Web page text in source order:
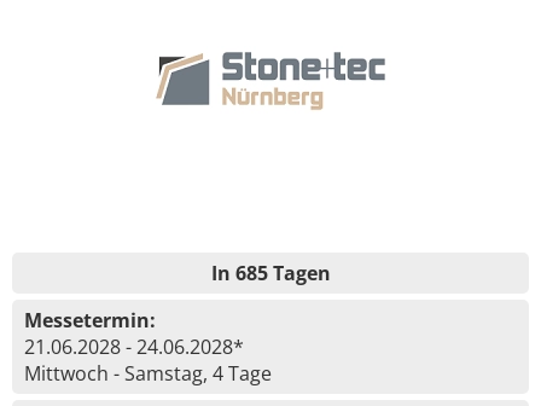
In 685 Tagen
Messetermin:
21.06.2028 - 24.06.2028*
Mittwoch - Samstag, 4 Tage